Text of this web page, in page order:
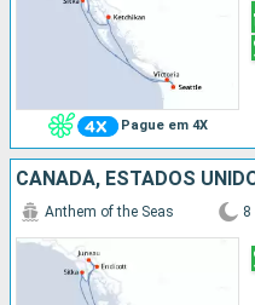
Pague em 4X
CANADÁ, ESTADOS
Anthem of the Seas 8